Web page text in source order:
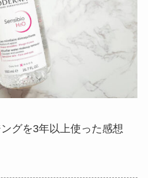
グを3年以上使った感想